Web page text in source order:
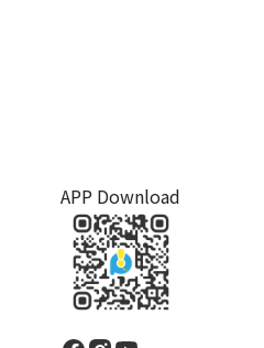
APP Download